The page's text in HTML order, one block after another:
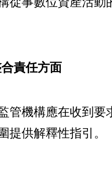
責任方面
管機構應在收到要
提供解釋性指引。